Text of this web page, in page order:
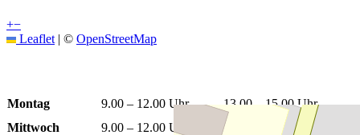
+−
Leaflet | © OpenStreetMap
Montag 9.00 – 12.00 Uhr
13.00 – 15.00 Uhr
Mittwoch
9.00 – 12.00 Uhr
13.00 – 15.00 Uhr